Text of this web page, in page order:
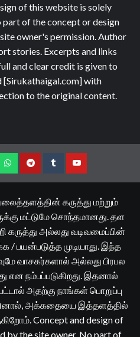
of this website is solely
of the concept or design
owner's permission. Author
stories. Excerpts and links
and clear credit is given to
with
to the original content.
WhatsappTelegramTumblrYouTube
கருத்து மற்றும்
மட்டுமே சொந்தமானது. தள
கருத்து அல்லது வடிவமைப்பின்
/ பயன்படுத்த முடியாது. இந்த
வாசகர்களால் அல்லது பிரபல
என நம்பப்படுகிறது. இதனால்
அதற்கு நாங்கள் பொறுப்பு
அக்கதையை இத்தளத்தில்
Concept and design of
by the site owner. No part of